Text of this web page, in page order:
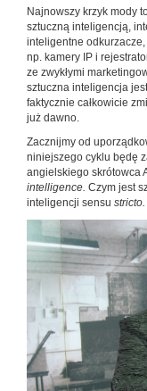
Najnowszy krzyk mody
sztuczną inteligencją,
inteligentne
np. kamery IP i
ze zwykłymi
sztuczna inteligencja
faktycznie całkowicie
już dawno.
Zacznijmy od
niniejszego cyklu będę
angielskiego skrótowca
intelligence. Czym jest
inteligencji sensu stricto.